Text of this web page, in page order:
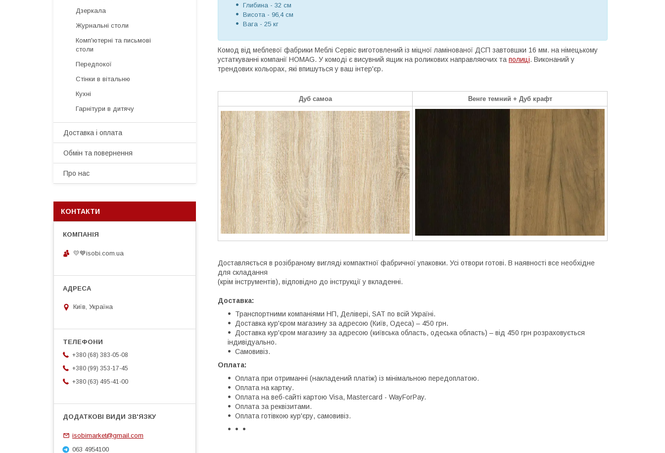
Глибина - 32 см
Висота - 96,4 см
Вага - 25 кг
Комод від меблевої фабрики Меблі Сервіс виготовлений із міцної ламінованої ДСП завтовшки 16 мм. на німецькому
устаткуванні компанії HOMAG. У комоді є висувний ящик на роликових направляючих та полиці. Виконаний у
трендових кольорах, які впишуться у ваш інтер'єр.
Дуб самоа Венге темний + Дуб крафт
Доставляється в розібраному вигляді компактної фабричної упаковки. Усі отвори готові. В наявності все необхідне
для складання
(крім інструментів), відповідно до інструкції у вкладенні.
Доставка:
Транспортними компаніями НП, Делівері, SAT по всій Україні.
Доставка кур'єром магазину за адресою (Київ, Одеса) – 450 грн.
Доставка кур'єром магазину за адресою (київська область, одеська область) – від 450 грн розраховується
індивідуально.
Самовивіз.
Оплата:
Оплата при отриманні (накладений платіж) із мінімальною передоплатою.
Оплата на картку.
Оплата на веб-сайті картою Visa, Mastercard - WayForPay.
Оплата за реквізитами.
Оплата готівкою кур'єру, самовивіз.
Дзеркала
Журнальні столи
Комп'ютерні та письмові
столи
Передпокої
Стінки в вітальню
Кухні
Гарнітури в дитячу
Доставка і оплата
Обмін та повернення
Про нас
КОНТАКТИ
💛💙isobi.com.ua
Київ, Україна
+380 (68) 383-05-08
+380 (99) 353-17-45
+380 (63) 495-41-00
isobimarket@gmail.com
063 4954100